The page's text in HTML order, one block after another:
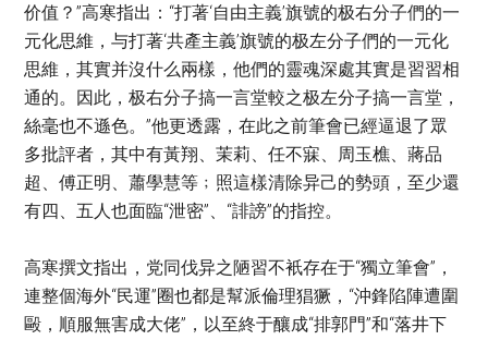
价值？”高寒指出：“打著‘自由主義’旗號的极右分子們的一
元化思維，与打著‘共產主義’旗號的极左分子們的一元化
思維，其實并沒什么兩樣，他們的靈魂深處其實是習習相
通的。因此，极右分子搞一言堂較之极左分子搞一言堂，
絲毫也不遜色。”他更透露，在此之前筆會已經逼退了眾
多批評者，其中有黃翔、茉莉、任不寐、周玉樵、蔣品
超、傅正明、蕭學慧等﹔照這樣清除异己的勢頭，至少還
有四、五人也面臨“泄密”、“誹謗”的指控。
高寒撰文指出，党同伐异之陋習不衹存在于“獨立筆會”，
連整個海外“民運”圈也都是幫派倫理猖獗，“沖鋒陷陣遭圍
毆，順服無害成大佬”，以至終于釀成“排郭門”和“落井下